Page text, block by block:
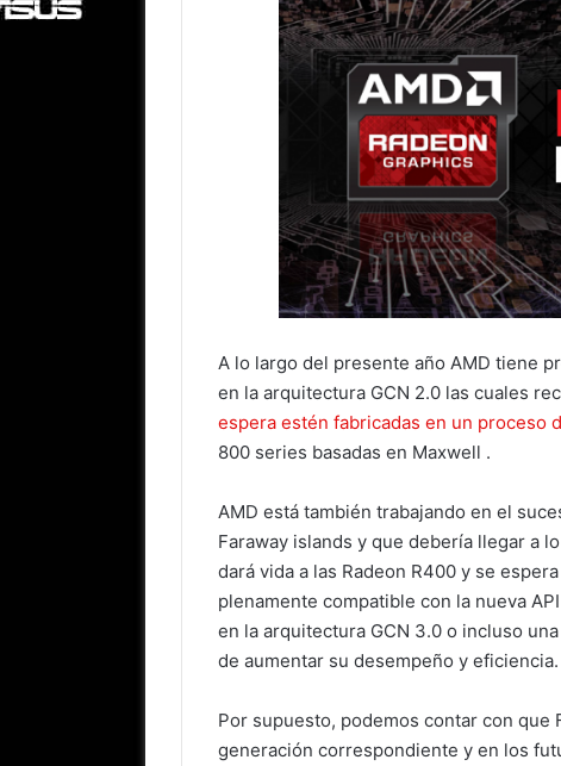
A lo largo del presente año AMD tiene
en la arquitectura GCN 2.0 las cuales
espera estén fabricadas en un proceso
800 series basadas en Maxwell .
AMD está también trabajando en el
Faraway islands y que debería llegar a
dará vida a las Radeon R400 y se
plenamente compatible con la nueva
en la arquitectura GCN 3.0 o incluso
de aumentar su desempeño y eficiencia.
Por supuesto, podemos contar con que
generación correspondiente y en los